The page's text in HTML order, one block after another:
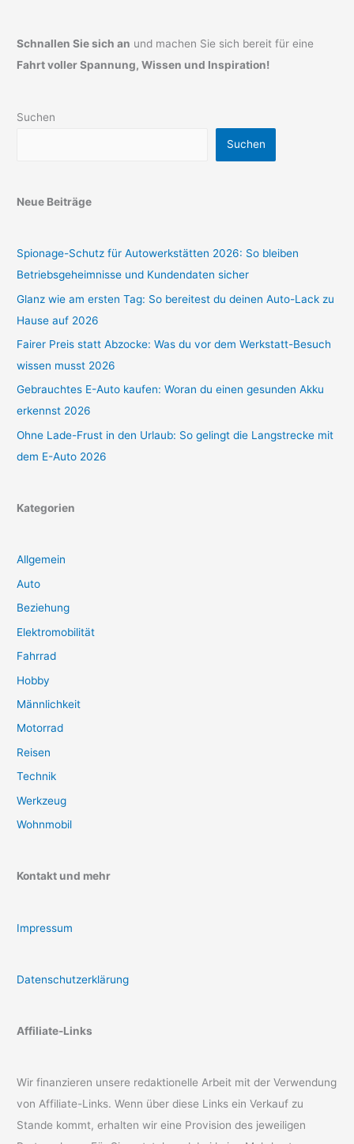
Schnallen Sie sich an und machen Sie sich bereit für eine
Fahrt voller Spannung, Wissen und Inspiration!
Suchen
Suchen
Neue Beiträge
Spionage-Schutz für Autowerkstätten 2026: So bleiben
Betriebsgeheimnisse und Kundendaten sicher
Glanz wie am ersten Tag: So bereitest du deinen Auto-Lack zu
Hause auf 2026
Fairer Preis statt Abzocke: Was du vor dem Werkstatt-Besuch
wissen musst 2026
Gebrauchtes E-Auto kaufen: Woran du einen gesunden Akku
erkennst 2026
Ohne Lade-Frust in den Urlaub: So gelingt die Langstrecke mit
dem E-Auto 2026
Kategorien
Allgemein
Auto
Beziehung
Elektromobilität
Fahrrad
Hobby
Männlichkeit
Motorrad
Reisen
Technik
Werkzeug
Wohnmobil
Kontakt und mehr
Impressum
Datenschutzerklärung
Affiliate-Links
Wir finanzieren unsere redaktionelle Arbeit mit der Verwendung
von Affiliate-Links. Wenn über diese Links ein Verkauf zu
Stande kommt, erhalten wir eine Provision des jeweiligen